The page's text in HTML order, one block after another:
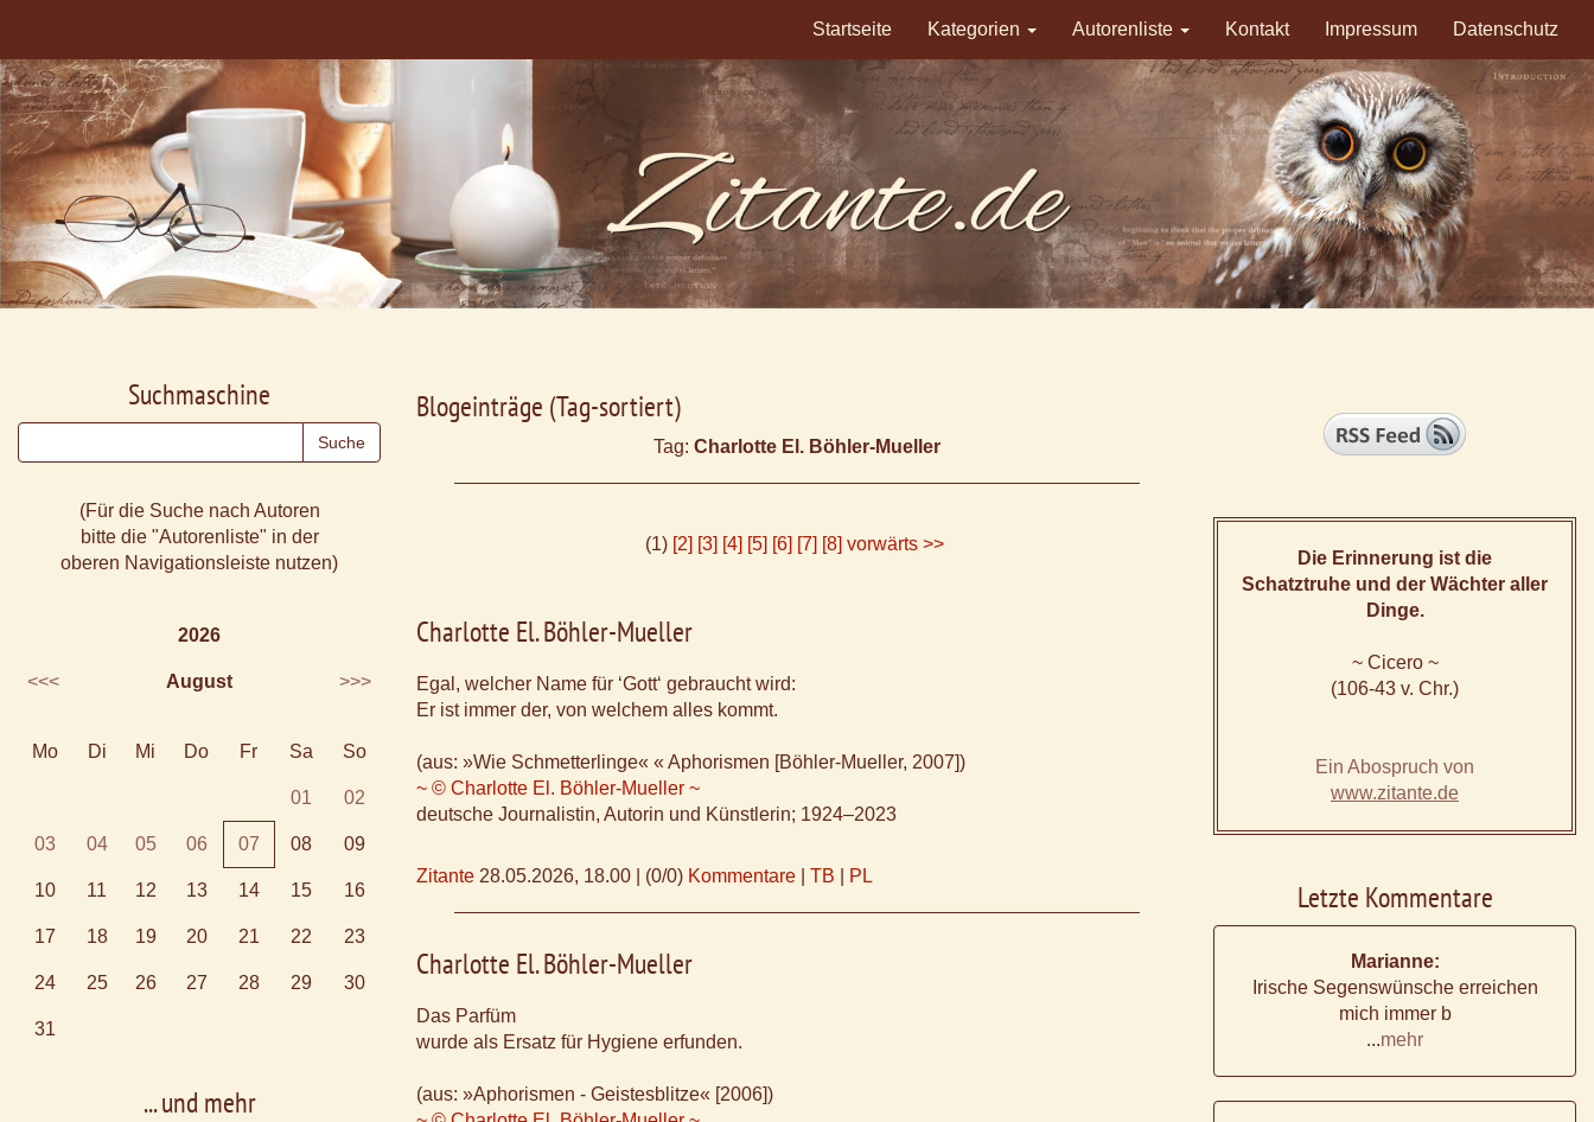
Startseite Kategorien Autorenliste Kontakt Impressum Datenschutz
Blogeinträge (Tag-sortiert)
Tag: Charlotte El. Böhler-Mueller
(1) [2] [3] [4] [5] [6] [7] [8] vorwärts >>
Charlotte El. Böhler-Mueller
Egal, welcher Name für ‘Gott‘ gebraucht wird:
Er ist immer der, von welchem alles kommt.
(aus: »Wie Schmetterlinge« « Aphorismen [Böhler-Mueller, 2007])
~ © Charlotte El. Böhler-Mueller ~
deutsche Journalistin, Autorin und Künstlerin; 1924–2023
Zitante 28.05.2026, 18.00 (0/0) Kommentare TB PL
Charlotte El. Böhler-Mueller
Das Parfüm
wurde als Ersatz für Hygiene erfunden.
(aus: »Aphorismen - Geistesblitze« [2006])
Suchmaschine
(Für die Suche nach Autoren
bitte die "Autorenliste" in der
oberen Navigationsleiste nutzen)
2026
<<< August >>>
Mo Di Mi Do Fr Sa So
01 02
03 04 05 06 07 08 09
10 11 12 13 14 15 16
17 18 19 20 21 22 23
24 25 26 27 28 29 30
31
... und mehr
Die Erinnerung ist die
Schatztruhe und der Wächter aller
Dinge.
~ Cicero ~
(106-43 v. Chr.)
Ein Abospruch von
www.zitante.de
Letzte Kommentare
Marianne:
Irische Segenswünsche erreichen
mich immer b
...mehr